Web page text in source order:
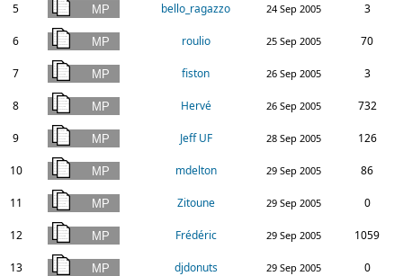
5 bello_ragazzo 24 Sep 2005 3
6 roulio 25 Sep 2005 70
7 fiston 26 Sep 2005 3
8 Hervé 26 Sep 2005 732
9 Jeff UF 28 Sep 2005 126
10 mdelton 29 Sep 2005 86
11 Zitoune 29 Sep 2005 0
12 Frédéric 29 Sep 2005 1059
13 djdonuts 29 Sep 2005 0